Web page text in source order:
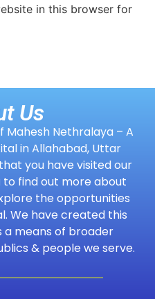
in this browser for
Us
Nethralaya – A
in Allahabad, Uttar
you have visited our
to find out more about
the opportunities
We have created this
means of broader
& people we serve.